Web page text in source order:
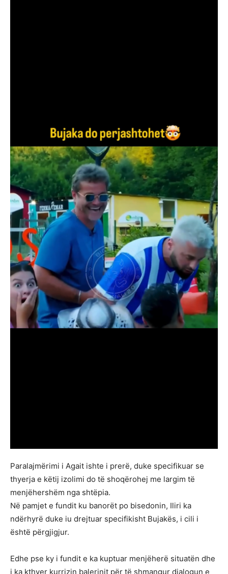
Paralajmërimi i Agait ishte i prerë, duke specifikuar se
thyerja e këtij izolimi do të shoqërohej me largim të
menjëhershëm nga shtëpia.
Në pamjet e fundit ku banorët po bisedonin, Iliri ka
ndërhyrë duke iu drejtuar specifikisht Bujakës, i cili i
është përgjigjur.
Edhe pse ky i fundit e ka kuptuar menjëherë situatën dhe
i ka kthyer kurrizin balerinit për të shmangur dialogun e